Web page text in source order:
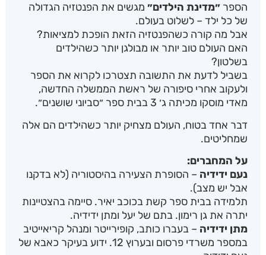
הספר ״מדינת הילדים״ מגשים את הפנטזיה הגדולה
של כל ילד – לשלוט בעולם.
אבל מה קורה כשהפנטזיה הזאת הופכת למציאות?
האם העולם טוב יותר או מבולגן יותר כשהילדים
בשלטון?
בשביל לדעת את התשובה תצטרכו לקרוא את הספר
ולעקוב אחרי סיפורה של ראשת הממשלה החדשה,
מאדי מוסקו מכיתה ג׳ 3 בבית ספר ״סביוני שושנים״.
דבר אחד בטוח, העולם מצחיק יותר כשהילדים הם אלה
שמחליטים.
על המחברים:
נעם ידידיה – הסופרת הצעירה בהיסטוריה (לא בדקנו
אבל יש מצב).
תלמידה בבית ספר קשת בכוכב יאיר. סיימה בהצטיינות
יתרה את גן רימון. בתם של יעל ומתן ידידיה.
מתן ידידיה – בעברו כותב, קופירייטר ומנהל קריאייטיב
במספר משרדי פרסום ובערוץ 12. ידוע בעיקר כאבא של